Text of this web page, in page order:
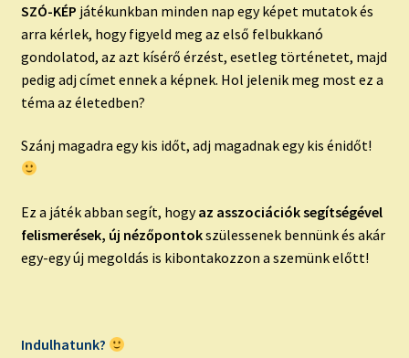
SZÓ-KÉP játékunkban minden nap egy képet mutatok és
arra kérlek, hogy figyeld meg az első felbukkanó
gondolatod, az azt kísérő érzést, esetleg történetet, majd
pedig adj címet ennek a képnek. Hol jelenik meg most ez a
téma az életedben?
Szánj magadra egy kis időt, adj magadnak egy kis énidőt!
Ez a játék abban segít, hogyaz asszociációk segítségével
felismerések, új nézőpontokszülessenek bennünk és akár
egy-egy új megoldás is kibontakozzon a szemünk előtt!
Indulhatunk?